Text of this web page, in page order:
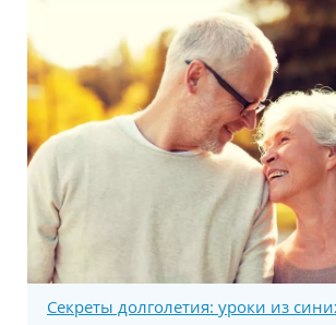
Секреты долголетия: уроки из